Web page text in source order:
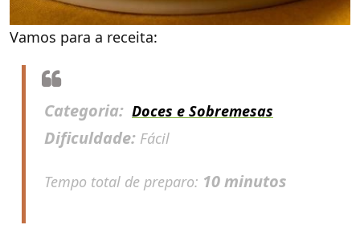
Vamos para a receita:
Categoria: Doces e Sobremesas
Dificuldade: Fácil
Tempo total de preparo: 10 minutos